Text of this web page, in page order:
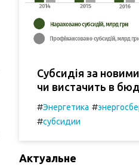
Субсидія за
чи вистачить в
#Энергетика #
#субсидии
Актуальне